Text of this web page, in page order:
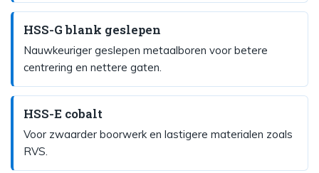
HSS-G blank geslepen
Nauwkeuriger geslepen metaalboren voor betere
centrering en nettere gaten.
HSS-E cobalt
Voor zwaarder boorwerk en lastigere materialen zoals
RVS.